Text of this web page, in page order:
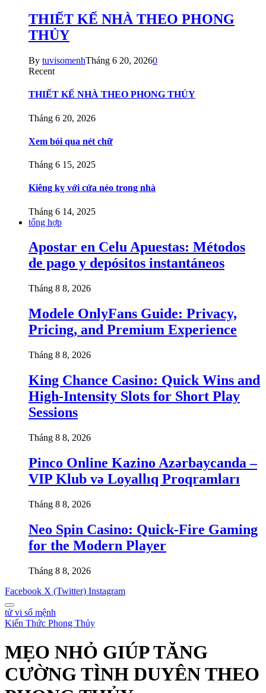
THIẾT KẾ NHÀ THEO PHONG
THỦY
By tuvisomenhTháng 6 20, 20260
Recent
THIẾT KẾ NHÀ THEO PHONG THỦY
Tháng 6 20, 2026
Xem bói qua nét chữ
Tháng 6 15, 2025
Kiêng kỵ với cửa nẻo trong nhà
Tháng 6 14, 2025
tổng hợp
Apostar en Celu Apuestas: Métodos
de pago y depósitos instantáneos
Tháng 8 8, 2026
Modele OnlyFans Guide: Privacy,
Pricing, and Premium Experience
Tháng 8 8, 2026
King Chance Casino: Quick Wins and
High-Intensity Slots for Short Play
Sessions
Tháng 8 8, 2026
Pinco Online Kazino Azərbaycanda –
VIP Klub və Loyallıq Proqramları
Tháng 8 8, 2026
Neo Spin Casino: Quick‑Fire Gaming
for the Modern Player
Tháng 8 8, 2026
Facebook X (Twitter) Instagram
tử vi số mệnh
Kiến Thức Phong Thủy
MẸO NHỎ GIÚP TĂNG
CƯỜNG TÌNH DUYÊN THEO